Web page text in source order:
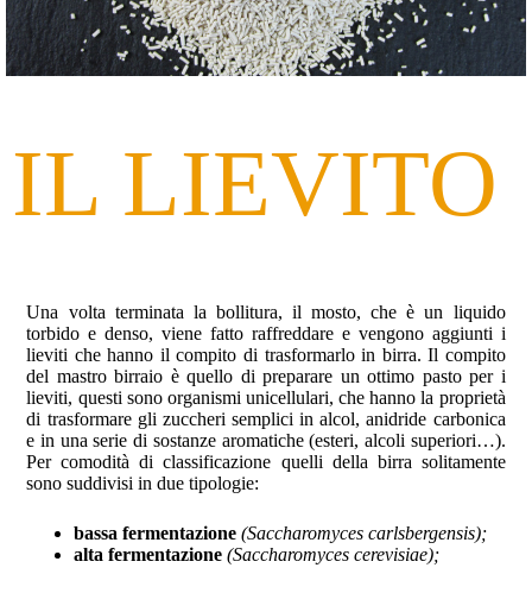
IL LIEVITO
Una volta terminata la bollitura, il mosto, che è un liquido
torbido e denso, viene fatto raffreddare e vengono aggiunti i
lieviti che hanno il compito di trasformarlo in birra. Il compito
del mastro birraio è quello di preparare un ottimo pasto per i
lieviti, questi sono organismi unicellulari, che hanno la proprietà
di trasformare gli zuccheri semplici in alcol, anidride carbonica
e in una serie di sostanze aromatiche (esteri, alcoli superiori…).
Per comodità di classificazione quelli della birra solitamente
sono suddivisi in due tipologie:
bassa fermentazione(Saccharomyces carlsbergensis);
alta fermentazione(Saccharomyces cerevisiae);